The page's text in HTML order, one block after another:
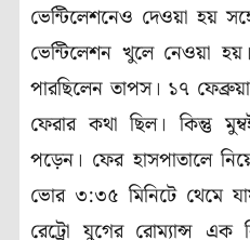
ভেন্টিলেশনেও দেওয়া হয়
ভেন্টিলেশন খুলে নেওয়া হয়।
পারছিলেন তাপস। ১৭
ফেরার কথা ছিল। কিন্তু
পড়েন। ফের হাসপাতালে
ভোর ৩:৩৫ মিনিটে থেমে যায়
রেট্রো যুগের রোম্যান্স এক